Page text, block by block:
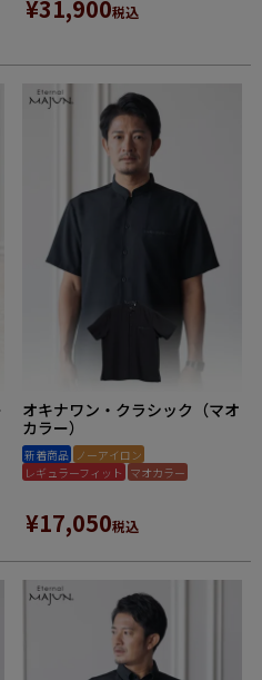
¥31,900税込
オキナワン・クラシック（マオ
カラー）
新着商品 ノーアイロン
レギュラーフィット マオカラー
¥17,050税込